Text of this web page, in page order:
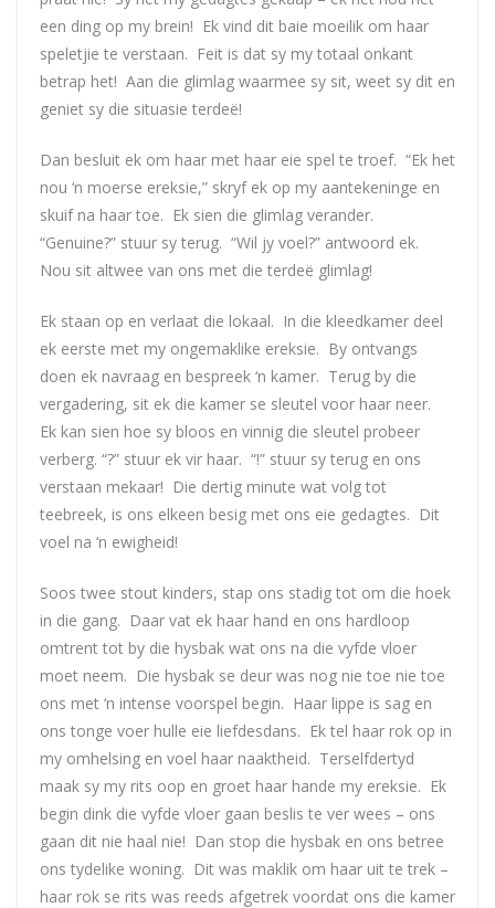
een ding op my brein! Ek vind dit baie moeilik om haar
speletjie te verstaan. Feit is dat sy my totaal onkant
betrap het! Aan die glimlag waarmee sy sit, weet sy dit en
geniet sy die situasie terdeë!
Dan besluit ek om haar met haar eie spel te troef. “Ek het
nou ‘n moerse ereksie,” skryf ek op my aantekeninge en
skuif na haar toe. Ek sien die glimlag verander.
“Genuine?” stuur sy terug. “Wil jy voel?” antwoord ek.
Nou sit altwee van ons met die terdeë glimlag!
Ek staan op en verlaat die lokaal. In die kleedkamer deel
ek eerste met my ongemaklike ereksie. By ontvangs
doen ek navraag en bespreek ‘n kamer. Terug by die
vergadering, sit ek die kamer se sleutel voor haar neer.
Ek kan sien hoe sy bloos en vinnig die sleutel probeer
verberg. “?” stuur ek vir haar. “!” stuur sy terug en ons
verstaan mekaar! Die dertig minute wat volg tot
teebreek, is ons elkeen besig met ons eie gedagtes. Dit
voel na ‘n ewigheid!
Soos twee stout kinders, stap ons stadig tot om die hoek
in die gang. Daar vat ek haar hand en ons hardloop
omtrent tot by die hysbak wat ons na die vyfde vloer
moet neem. Die hysbak se deur was nog nie toe nie toe
ons met ‘n intense voorspel begin. Haar lippe is sag en
ons tonge voer hulle eie liefdesdans. Ek tel haar rok op in
my omhelsing en voel haar naaktheid. Terselfdertyd
maak sy my rits oop en groet haar hande my ereksie. Ek
begin dink die vyfde vloer gaan beslis te ver wees – ons
gaan dit nie haal nie! Dan stop die hysbak en ons betree
ons tydelike woning. Dit was maklik om haar uit te trek –
haar rok se rits was reeds afgetrek voordat ons die kamer